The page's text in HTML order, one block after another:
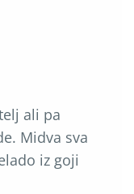
ali pa
Midva sva
iz goji